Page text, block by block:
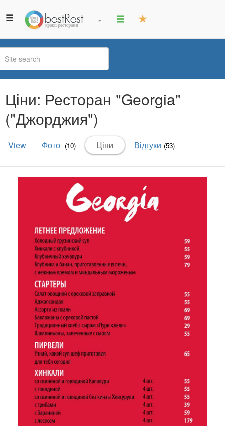
You
are
here
Ціни: Ресторан "Georgia"
("Джорджия")
Primary
View Фото (10) Ціни (active
tab)
Відгуки (53)